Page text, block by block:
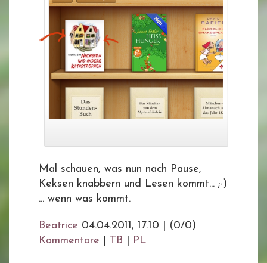
Mal schauen, was nun nach Pause,
Keksen knabbern und Lesen kommt... ;-)
... wenn was kommt.
Beatrice 04.04.2011, 17.10
(0/0)
Kommentare
TB PL